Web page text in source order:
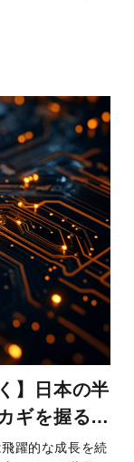
いでしょうか。
】日本の半
ギを握るイ
躍的な成長を続